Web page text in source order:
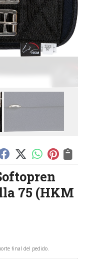
75 (HKM
final del pedido.